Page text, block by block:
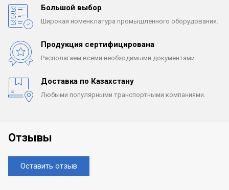
Большой выбор
Широкая номенклатура промышленного оборудования.
Продукция сертифицирована
Располагаем всеми необходимыми документами.
Доставка по Казахстану
Любыми популярными транспортными компаниями.
Отзывы
Оставить отзыв